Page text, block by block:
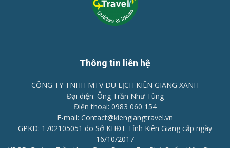
Thông tin liên hệ
CÔNG TY TNHH MTV DU LỊCH KIÊN GIANG XANH
Đại diện: Ông Trần Như Tùng
Điện thoại: 0983 060 154
E-mail: Contact@kiengiangtravel.vn
GPKD: 1702105051 do Sở KHĐT Tỉnh Kiên Giang cấp ngày
16/10/2017